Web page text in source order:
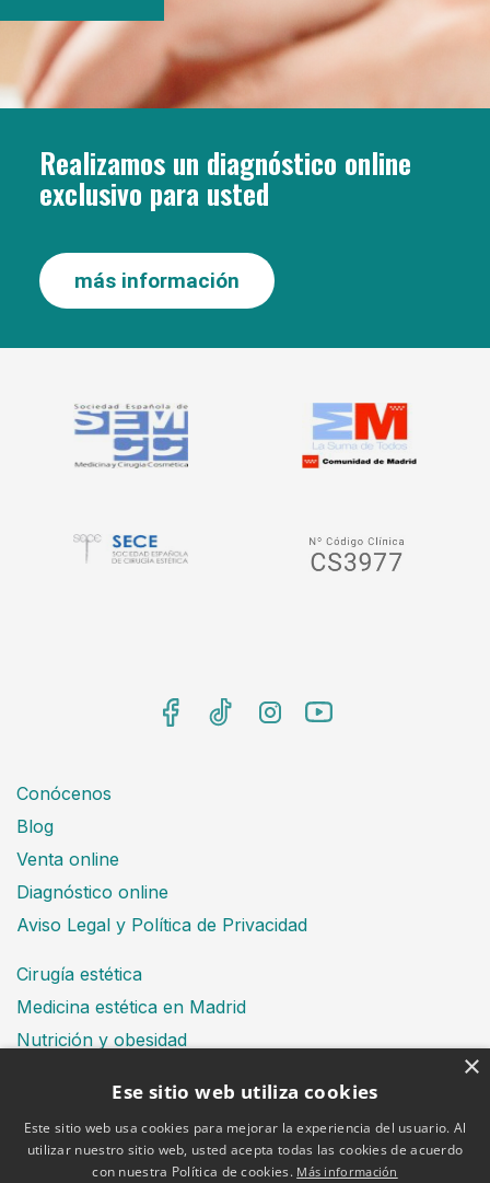
Realizamos un diagnóstico online
exclusivo para usted
más información
Conócenos
Blog
Venta online
Diagnóstico online
Aviso Legal y Política de Privacidad
Cirugía estética
Medicina estética en Madrid
Nutrición y obesidad
Financiación
×
Ese sitio web utiliza cookies
Este sitio web usa cookies para mejorar la experiencia del usuario. Al
utilizar nuestro sitio web, usted acepta todas las cookies de acuerdo
con nuestra Política de cookies. Más información